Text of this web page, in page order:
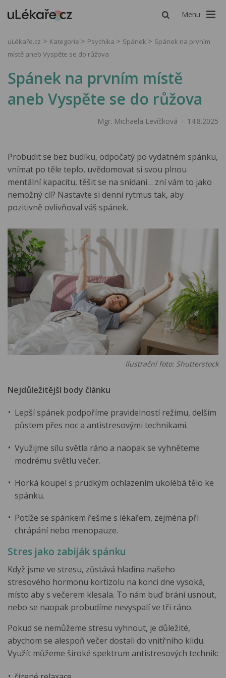
Menu
uLékaře.cz Kategorie Psychika Spánek
Spánek na prvním
místě aneb Vyspěte se do růžova
Spánek na prvním místě
aneb Vyspěte se do růžova
Mgr. Michaela Levíčková 14.8.2025
Probudit se bez budíku, odpočatý po vydatném spánku,
vnímat po těle teplo, uvědomovat si svou plnou
mentální kapacitu, těšit se na snídani… zní vám to jako
nemožný cíl? Nastavte si denní rytmus tak, aby
pozitivně ovlivňoval váš spánek.
Ilustrační foto: Shutterstock
Nejdůležitější body článku
Lepší spánek podpoříme pravidelností režimu, delším
půstem přes noc a antistresovými technikami.
Využijme sílu světla ráno a naopak se vyhněteme
modrému světlu večer.
Horká koupel s prudkým ochlazením ukolébá tělo ke
spánku.
Potíže se spánkem řešme s lékařem, zejména při
chrápání nebo menopauze.
Stres jako zabiják spánku
Když jsme ve stresu, zůstává hladina našeho
stresového hormonu kortizolu na konci dne vysoká,
místo aby s večerem klesala. To nám buď brání usnout,
nebo se naopak probudíme nevyspalí ve tři ráno.
Pokud se nemůžeme stresu vyhnout, je důležité,
abychom se alespoň večer dostali do vnitřního klidu.
Využít můžeme široké spektrum antistresových technik: